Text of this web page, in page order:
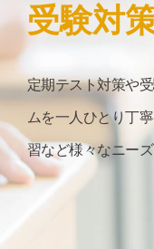
受験対
定期テスト対策や
ムを一人ひとり丁
習など様々なニー